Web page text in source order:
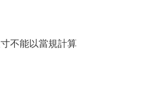
不能以當規計算